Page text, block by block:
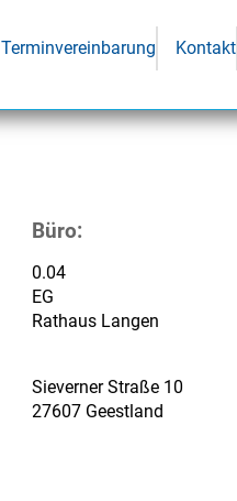
Terminvereinbarung Kontakt
Büro:
0.04
EG
Rathaus Langen
Sieverner Straße 10
27607 Geestland